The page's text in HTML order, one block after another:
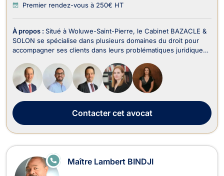
Premier rendez-vous à 250€ HT
À propos : Situé à Woluwe-Saint-Pierre, le Cabinet BAZACLE &
SOLON se spécialise dans plusieurs domaines du droit pour
accompagner ses clients dans leurs problématiques juridiques
des Affaires, Droit des Sociétés, Droit des Affaires, Droit des
Successions, Droit Commercia...
Contactercet avocat
Maître Lambert BINDJI
E
N
LI